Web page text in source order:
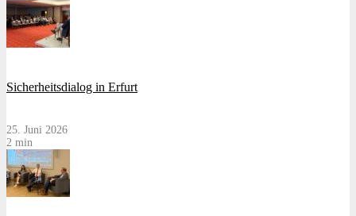
Sicherheitsdialog in Erfurt
25. Juni 2026
2 min